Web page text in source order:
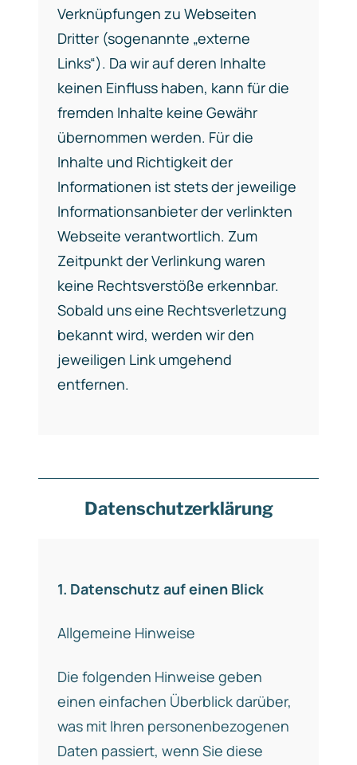
Verknüpfungen zu Webseiten
Dritter (sogenannte „externe
Links“). Da wir auf deren Inhalte
keinen Einfluss haben, kann für die
fremden Inhalte keine Gewähr
übernommen werden. Für die
Inhalte und Richtigkeit der
Informationen ist stets der jeweilige
Informationsanbieter der verlinkten
Webseite verantwortlich. Zum
Zeitpunkt der Verlinkung waren
keine Rechtsverstöße erkennbar.
Sobald uns eine Rechtsverletzung
bekannt wird, werden wir den
jeweiligen Link umgehend
entfernen.
Datenschutzerklärung
1. Datenschutz auf einen Blick
Allgemeine Hinweise
Die folgenden Hinweise geben
einen einfachen Überblick darüber,
was mit Ihren personenbezogenen
Daten passiert, wenn Sie diese